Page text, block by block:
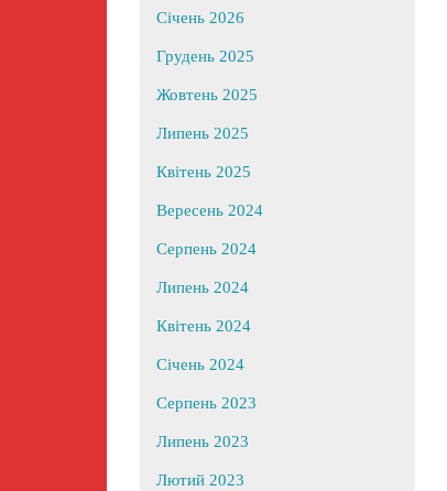
Січень 2026
Грудень 2025
Жовтень 2025
Липень 2025
Квітень 2025
Вересень 2024
Серпень 2024
Липень 2024
Квітень 2024
Січень 2024
Серпень 2023
Липень 2023
Лютий 2023